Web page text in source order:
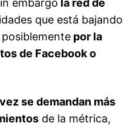
embargo la red de
que está bajando
por la
de Facebook o
se demandan más
de la métrica,